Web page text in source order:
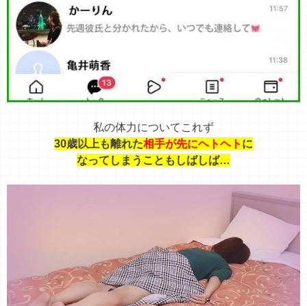
私の体力についてこれず
30歳以上も離れた相手が先にヘトヘト に
なってしまうこともしばしば…